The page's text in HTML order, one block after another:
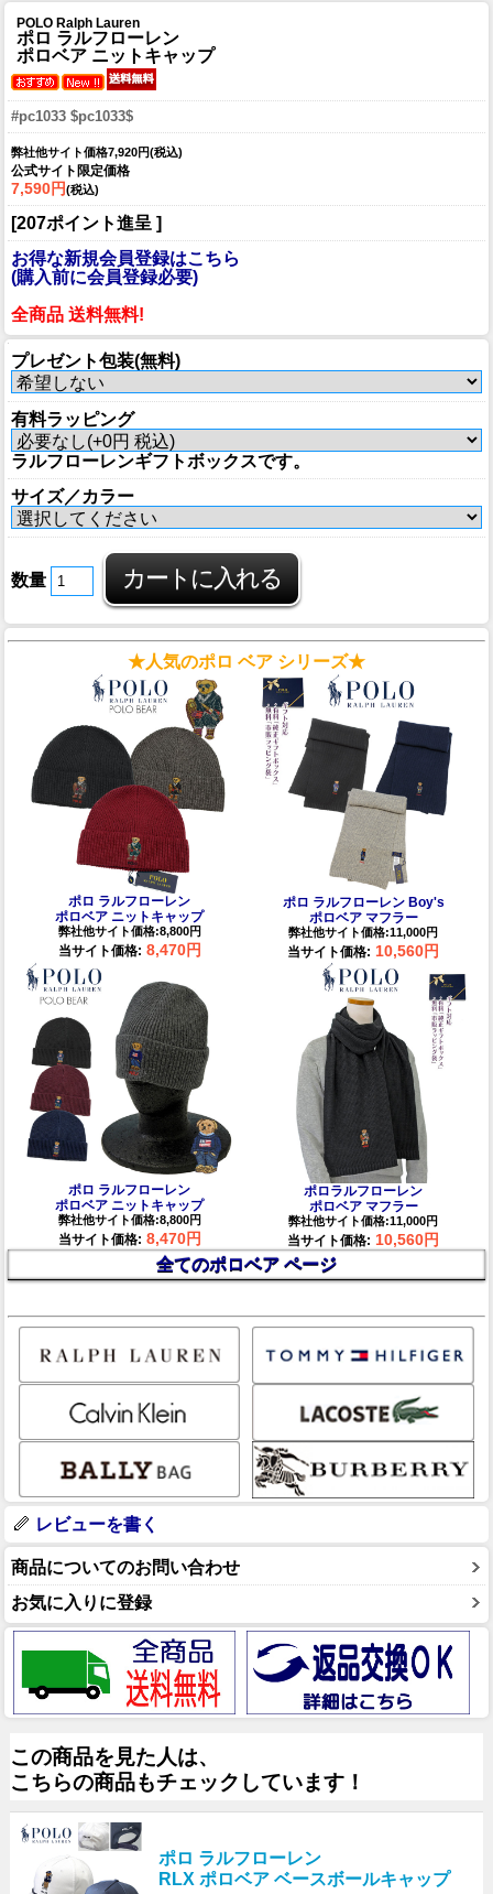
POLO Ralph Lauren
ポロ ラルフローレン
ポロベア ニットキャップ
#pc1033 $pc1033$
弊社他サイト価格7,920円(税込)
公式サイト限定価格
7,590円(税込)
[207ポイント進呈 ]
お得な新規会員登録はこちら
(購入前に会員登録必要)
全商品 送料無料!
プレゼント包装(無料)
有料ラッピング
ラルフローレンギフトボックスです。
サイズ／カラー
数量
★人気のポロ ベア シリーズ★
ポロ ラルフローレン
ポロベア ニットキャップ
弊社他サイト価格:8,800円
当サイト価格: 8,470円
ポロ ラルフローレン Boy's
ポロベア マフラー
弊社他サイト価格:11,000円
当サイト価格: 10,560円
ポロ ラルフローレン
ポロベア ニットキャップ
弊社他サイト価格:8,800円
当サイト価格: 8,470円
ポロラルフローレン
ポロベア マフラー
弊社他サイト価格:11,000円
当サイト価格: 10,560円
全てのポロベア ページ
レビューを書く
商品についてのお問い合わせ
お気に入りに登録
この商品を見た人は、
こちらの商品もチェックしています！
ポロ ラルフローレン
RLX ポロベア ベースボールキャップ